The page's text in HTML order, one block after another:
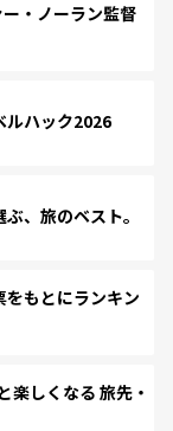
・ノーラン監督
ハック2026
、旅のベスト。
もとにランキン
しくなる 旅先・